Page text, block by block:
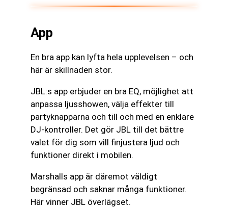
App
En bra app kan lyfta hela upplevelsen – och
här är skillnaden stor.
JBL:s app erbjuder en bra EQ, möjlighet att
anpassa ljusshowen, välja effekter till
partyknapparna och till och med en enklare
DJ-kontroller. Det gör JBL till det bättre
valet för dig som vill finjustera ljud och
funktioner direkt i mobilen.
Marshalls app är däremot väldigt
begränsad och saknar många funktioner.
Här vinner JBL överlägset.